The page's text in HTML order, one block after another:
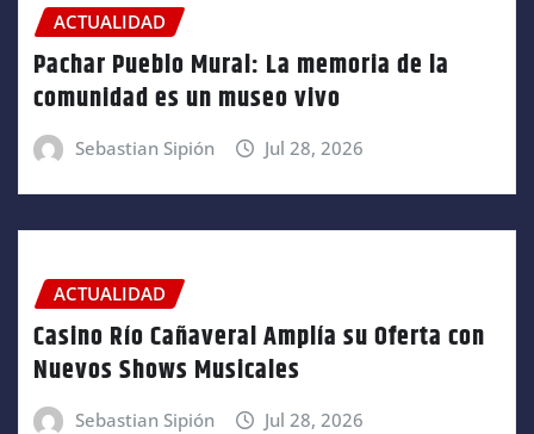
ACTUALIDAD
Pachar Pueblo Mural: La memoria de la
comunidad es un museo vivo
Sebastian Sipión Jul 28, 2026
ACTUALIDAD
Casino Río Cañaveral Amplía su Oferta con
Nuevos Shows Musicales
Sebastian Sipión Jul 28, 2026